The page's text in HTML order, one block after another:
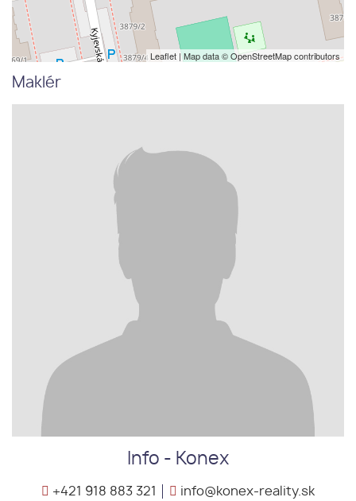
Leaflet | Map data ©OpenStreetMapcontributors
Maklér
Info - Konex
+421 918 883 321
info@konex-reality.sk